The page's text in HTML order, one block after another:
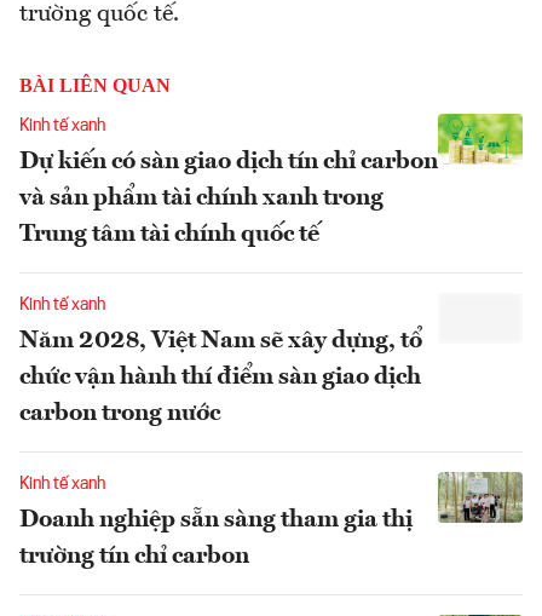
trường quốc tế.
BÀI LIÊN QUAN
Kinh tế xanh
Dự kiến có sàn giao dịch tín chỉ carbon
và sản phẩm tài chính xanh trong
Trung tâm tài chính quốc tế
Kinh tế xanh
Năm 2028, Việt Nam sẽ xây dựng, tổ
chức vận hành thí điểm sàn giao dịch
carbon trong nước
Kinh tế xanh
Doanh nghiệp sẵn sàng tham gia thị
trường tín chỉ carbon